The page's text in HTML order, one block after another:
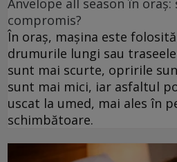
Anvelope all season în
compromis?
În oraș, mașina este
drumurile lungi sau
sunt mai scurte, opririle
sunt mai mici, iar asfaltul
uscat la umed, mai ales în
schimbătoare.